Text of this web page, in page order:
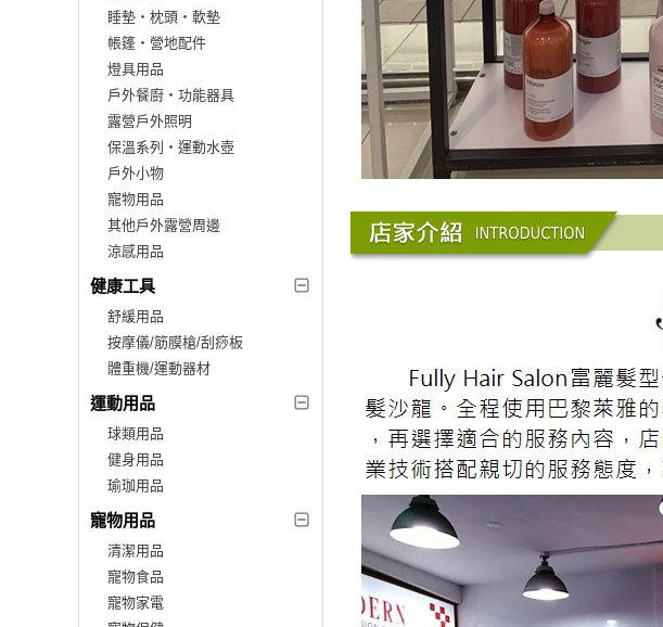
睡墊‧枕頭‧軟墊
帳篷‧營地配件
燈具用品
戶外餐廚‧功能器具
露營戶外照明
保溫系列‧運動水壺
戶外小物
寵物用品
其他戶外露營周邊
涼感用品
健康工具
舒緩用品
按摩儀/筋膜槍/刮痧板
體重機/運動器材
運動用品
球類用品
健身用品
瑜珈用品
寵物用品
清潔用品
寵物食品
寵物家電